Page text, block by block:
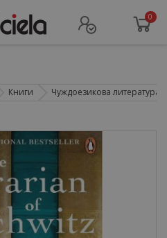
0
Книги Чуждоезикова литература